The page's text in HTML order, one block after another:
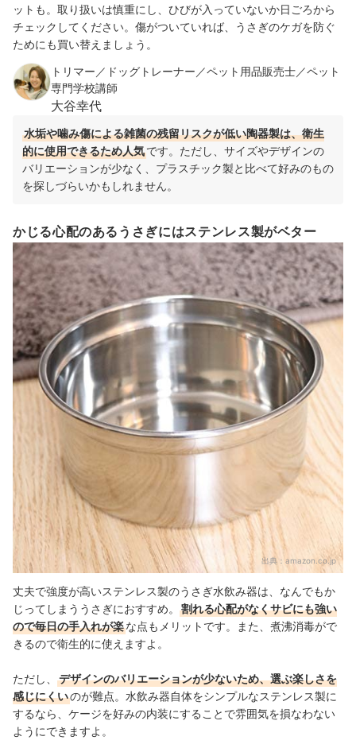
ットも。取り扱いは慎重にし、ひびが入っていないか日ごろから
チェックしてください。傷がついていれば、うさぎのケガを防ぐ
ためにも買い替えましょう。
トリマー／ドッグトレーナー／ペット用品販売士／ペット
専門学校講師
大谷幸代
水垢や噛み傷による雑菌の残留リスクが低い陶器製は、衛生
的に使用できるため人気です。ただし、サイズやデザインの
バリエーションが少なく、プラスチック製と比べて好みのもの
を探しづらいかもしれません。
かじる心配のあるうさぎにはステンレス製がベター
出典： amazon.co.jp
丈夫で強度が高いステンレス製のうさぎ水飲み器は、なんでもか
じってしまううさぎにおすすめ。
割れる心配がなくサビにも強い
ので毎日の手入れが楽な点もメリットです。また、煮沸消毒がで
きるので衛生的に使えますよ。
ただし、
デザインのバリエーションが少ないため、選ぶ楽しさを
感じにくいのが難点。水飲み器自体をシンプルなステンレス製に
するなら、ケージを好みの内装にすることで雰囲気を損なわない
ようにできますよ。